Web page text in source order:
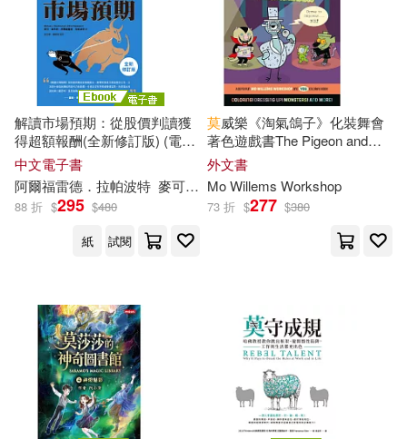
惜之(1)
愛莫&啞忑(1)
慈濟基金會文史處(1)
拉娜‧福洛荷(1)
提姆・威格莫(1)
明 廣莫參訂(1)
明 廣莫直解(1)
明 廣莫輯錄(1) 晏性平(1)
江蘇少年兒童出版社(1)
江蘇鳳凰文藝出版社(1)
江西教育出版社(1)
江西美術出版社(1)
河海大學出版社(1) 活泉(1)
浙江少年兒童出版社(1)
海峽書局(1)
解讀市場預期：從股價判讀獲
得超額報酬(全新修訂版) (電子
書)
中文電子書
阿爾福雷德．拉帕波特 麥可． 莫布新 徐文傑 鍾顏聿
88 折 $295 $480
紙
試閱
莫威樂《淘氣鴿子》化裝舞會
著色遊戲書The Pigeon and
Pals Costume Party Coloring
Book
外文書
Mo Willems Workshop
73 折 $277 $380